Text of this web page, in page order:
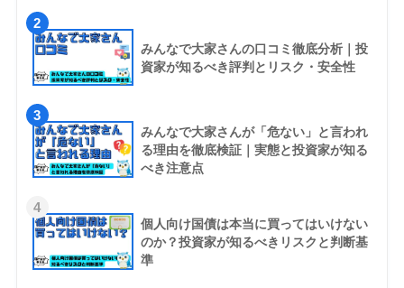
2
みんなで大家さんの口コミ徹底分析｜投
資家が知るべき評判とリスク・安全性
3
みんなで大家さんが「危ない」と言われ
る理由を徹底検証｜実態と投資家が知る
べき注意点
4
個人向け国債は本当に買ってはいけない
のか？投資家が知るべきリスクと判断基
準